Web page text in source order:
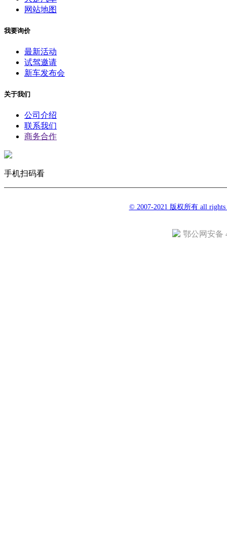
网站地图
我要询价
最新活动
试驾邀请
新车发布会
关于我们
公司介绍
联系我们
商务合作
手机扫码看
© 2007-2021 版权所有 all
鄂公网安备